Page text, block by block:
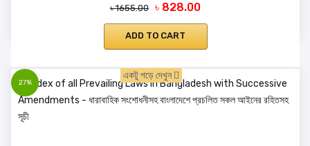
৳ 1655.00 ৳ 828.00
ADD TO CART
27%
একটু পড়ে দেখুন